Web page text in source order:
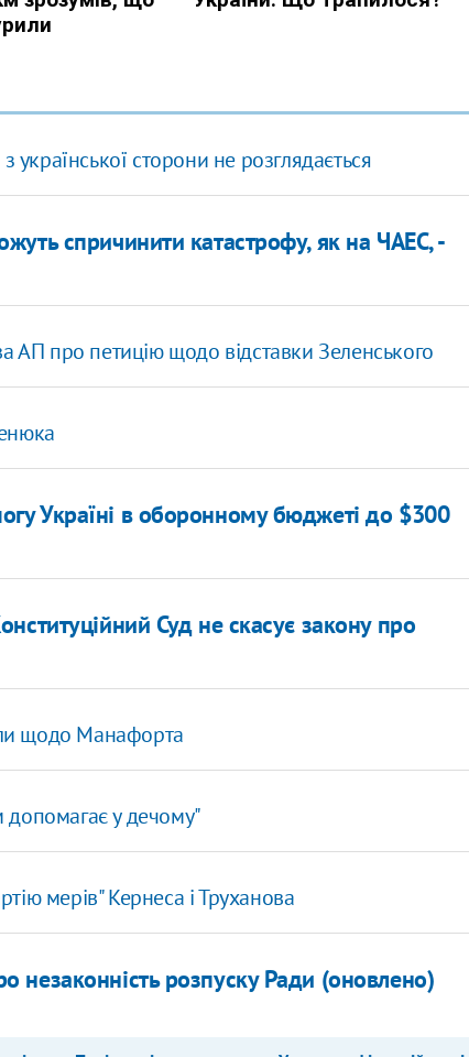
сторони не розглядається
спричинити катастрофу, як на ЧАЕС, -
АП про петицію щодо відставки Зеленського
Україні в оборонному бюджеті до $300
Суд не скасує закону про
щодо Манафорта
у дечому"
мерів" Кернеса і Труханова
незаконність розпуску Ради (оновлено)